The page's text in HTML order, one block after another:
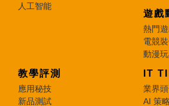
人工智能
遊戲
熱門
電競
動漫
教學評測
應用秘技
新品測試
IT
業界
AI 策略